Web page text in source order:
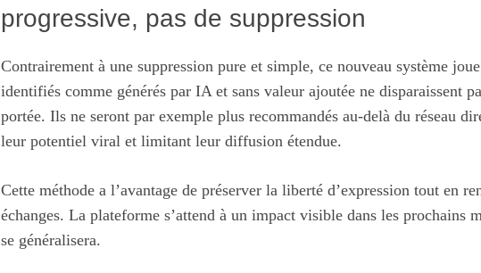
progressive, pas de suppression
Contrairement à une suppression pure et simple, ce nouveau système
identifiés comme générés par IA et sans valeur ajoutée ne disparaissent
portée. Ils ne seront par exemple plus recommandés au-delà du réseau
leur potentiel viral et limitant leur diffusion étendue.
Cette méthode a l’avantage de préserver la liberté d’expression tout en
échanges. La plateforme s’attend à un impact visible dans les prochains
se généralisera.